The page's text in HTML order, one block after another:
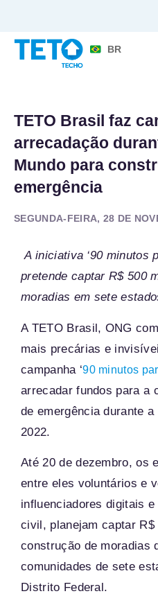
BR
TETO Brasil faz
arrecadação
Mundo para
emergência
SEGUNDA-FEIRA, 28 DE
A iniciativa ‘90 minutos
pretende captar R$ 500
moradias em sete
A TETO Brasil, ONG
mais precárias e
campanha ‘90 minutos
arrecadar fundos para a
de emergência durante a
2022.
Até 20 de dezembro, os
entre eles voluntários e
influenciadores digitais
civil, planejam captar R$
construção de moradias
comunidades de sete
Distrito Federal.